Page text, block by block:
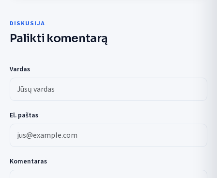
DISKUSIJA
Palikti komentarą
Vardas
El. paštas
Komentaras